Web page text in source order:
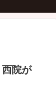
院が